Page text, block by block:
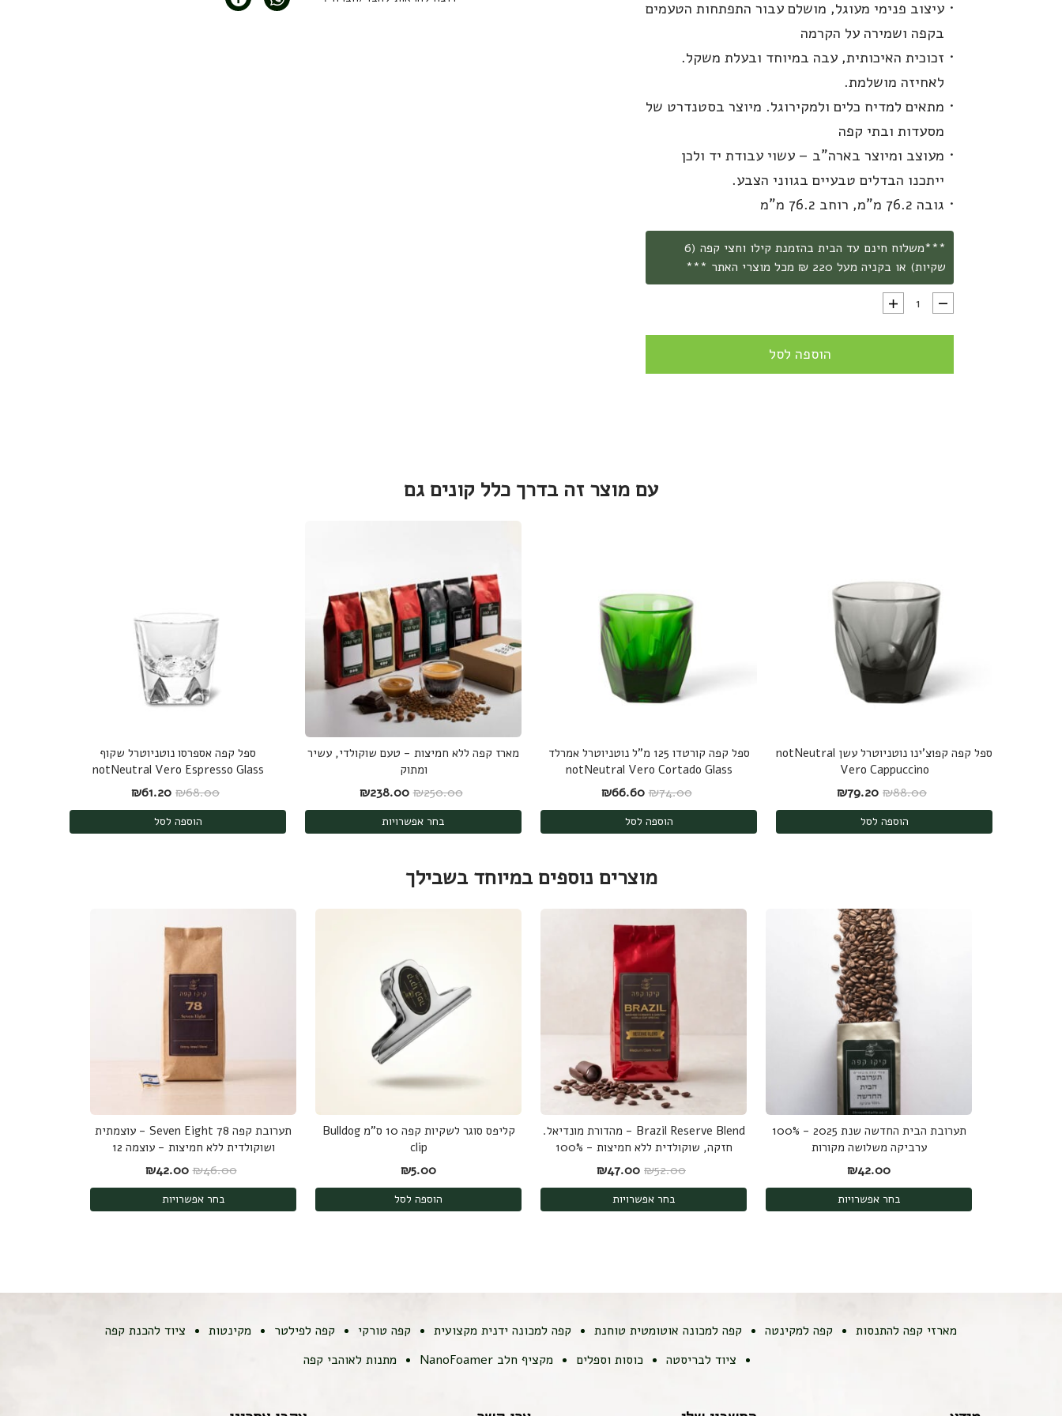
עיצוב פנימי מעוגל, מושלם עבור התפתחות הטעמים
בקפה ושמירה על הקרמה
זכוכית האיכותית, עבה במיוחד ובעלת משקל.
לאחיזה מושלמת.
מתאים למדיח כלים ולמקירוגל. מיוצר בסטנדרט של
מסעדות ובתי קפה
מעוצב ומיוצר בארה"ב – עשוי עבודת יד ולכן
ייתכנו הבדלים טבעיים בגווני הצבע.
גובה 76.2 מ"מ, רוחב 76.2 מ"מ
***משלוח חינם עד הבית בהזמנת קילו וחצי קפה (6
שקיות) או בקניה מעל 220 ₪ מכל מוצרי האתר ***
כמות של ספל קפה קורטדו 125 מ"ל נוטניוטרל עשן notNeutral Vero Cortado Glass
הוספה לסל
עם מוצר זה בדרך כלל קונים גם
ספל קפה קפוצ'ינו נוטניוטרל עשן notNeutral
Vero Cappuccino
₪88.00 המחיר המקורי היה: ₪88.00.
₪79.20 המחיר הנוכחי הוא: ₪79.20.
הוספה לסל
ספל קפה קורטדו 125 מ"ל נוטניוטרל אמרלד
notNeutral Vero Cortado Glass
₪74.00 המחיר המקורי היה: ₪74.00.
₪66.60 המחיר הנוכחי הוא: ₪66.60.
הוספה לסל
מארז קפה ללא חמיצות - טעם שוקולדי, עשיר
ומתוק
₪250.00 המחיר המקורי היה: ₪250.00.
₪238.00 המחיר הנוכחי הוא: ₪238.00.
בחר אפשרויות
ספל קפה אספרסו נוטניוטרל שקוף
notNeutral Vero Espresso Glass
₪68.00 המחיר המקורי היה: ₪68.00.
₪61.20 המחיר הנוכחי הוא: ₪61.20.
הוספה לסל
מוצרים נוספים במיוחד בשבילך
תערובת הבית החדשה שנת 2025 - 100%
ערביקה משלושה מקורות
₪42.00
בחר אפשרויות
Brazil Reserve Blend - מהדורת מונדיאל.
חזקה, שוקולדית ללא חמיצות - 100%
ערביקה
₪52.00 המחיר המקורי היה: ₪52.00.
₪47.00 המחיר הנוכחי הוא: ₪47.00.
בחר אפשרויות
קליפס סוגר לשקיות קפה 10 ס"מ Bulldog
clip
₪5.00
הוספה לסל
תערובת קפה 78 Seven Eight - עוצמתית
ושוקולדית ללא חמיצות - עוצמה 12
₪46.00 המחיר המקורי היה: ₪46.00.
₪42.00 המחיר הנוכחי הוא: ₪42.00.
בחר אפשרויות
מארזי קפה להתנסות קפה למקינטה קפה למכונה אוטומטית טוחנת קפה למכונה ידנית מקצועית קפה טורקי קפה לפילטר מקינטות
ציוד להכנת קפה
ציוד לבריסטה
כוסות וספלים מקציף חלב NanoFoamer מתנות לאוהבי קפה